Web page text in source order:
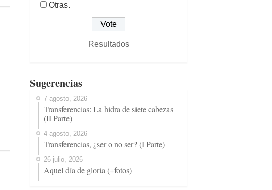
Otras.
Resultados
Sugerencias
7 agosto, 2026
Transferencias: La hidra de siete cabezas
(II Parte)
4 agosto, 2026
Transferencias, ¿ser o no ser? (I Parte)
26 julio, 2026
Aquel día de gloria (+fotos)